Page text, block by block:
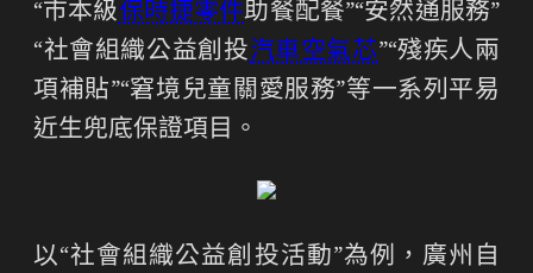
“市本級保時捷零件助餐配餐”“安然通服務”
“社會組織公益創投汽車空氣芯”“殘疾人兩
項補貼”“窘境兒童關愛服務”等一系列平易
近生兜底保證項目。
以“社會組織公益創投活動”為例，廣州自